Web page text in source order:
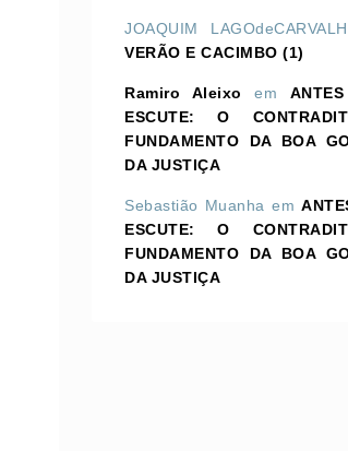
JOAQUIM
VERÃO E CACIMBO (1)
Ramiro Aleixo em
ESCUTE: O
FUNDAMENTO DA BOA
DA JUSTIÇA
Sebastião Muanha em
ESCUTE: O
FUNDAMENTO DA BOA
DA JUSTIÇA